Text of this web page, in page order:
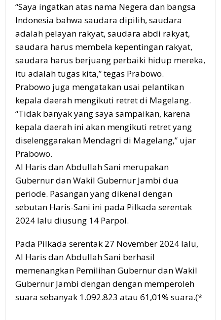
“Saya ingatkan atas nama Negera dan bangsa
Indonesia bahwa saudara dipilih, saudara
adalah pelayan rakyat, saudara abdi rakyat,
saudara harus membela kepentingan rakyat,
saudara harus berjuang perbaiki hidup mereka,
itu adalah tugas kita,” tegas Prabowo.
Prabowo juga mengatakan usai pelantikan
kepala daerah mengikuti retret di Magelang.
“Tidak banyak yang saya sampaikan, karena
kepala daerah ini akan mengikuti retret yang
diselenggarakan Mendagri di Magelang,” ujar
Prabowo.
Al Haris dan Abdullah Sani merupakan
Gubernur dan Wakil Gubernur Jambi dua
periode. Pasangan yang dikenal dengan
sebutan Haris-Sani ini pada Pilkada serentak
2024 lalu diusung 14 Parpol.
Pada Pilkada serentak 27 November 2024 lalu,
Al Haris dan Abdullah Sani berhasil
memenangkan Pemilihan Gubernur dan Wakil
Gubernur Jambi dengan dengan memperoleh
suara sebanyak 1.092.823 atau 61,01% suara.(*